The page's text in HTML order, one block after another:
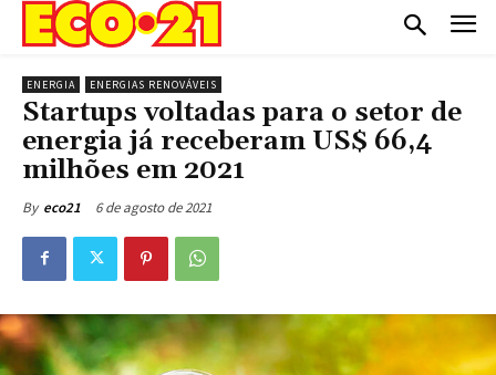
ENERGIA ENERGIAS RENOVÁVEIS
Startups voltadas para o setor de
energia já receberam US$ 66,4
milhões em 2021
By eco21 6 de agosto de 2021